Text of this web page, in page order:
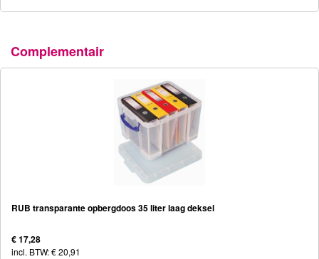
Complementair
RUB transparante opbergdoos 35 liter laag deksel
€ 17,28
incl. BTW: € 20,91